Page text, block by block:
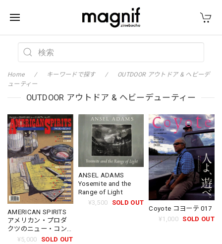
Home キーワードで探す
OUTDOOR アウトドア & ヘビーデ
ューティー
OUTDOOR アウトドア & ヘビーデューティー
AMERICAN SPIRITS
アメリカン・プロダ
クツのニュー・コン
セプト
¥5,000 SOLD OUT
ANSEL ADAMS
Yosemite and the
Range of Light
¥3,500
SOLD OUT
Coyote コヨーテ 017
¥1,000 SOLD OUT